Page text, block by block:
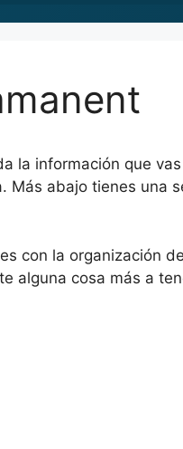
la información que
Más abajo tienes una
con la organización
alguna cosa más a